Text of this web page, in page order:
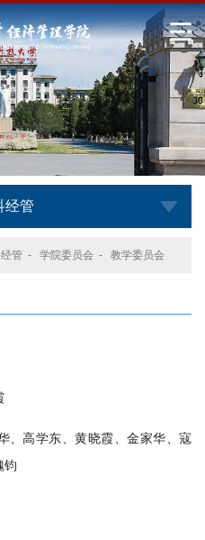
经管
管 - 学院委员会 - 教学委员会
、高学东、黄晓霞、金家华、寇
钧